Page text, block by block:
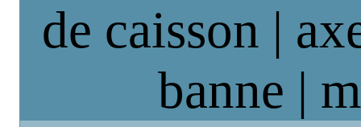
de caisson |
banne |